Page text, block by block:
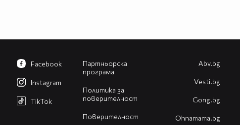
Партньорска
програма
Политика за
поверителност
Поверителност
Facebook
Instagram
TikTok
Abv.bg
Vesti.bg
Gong.bg
Оhnamama.bg